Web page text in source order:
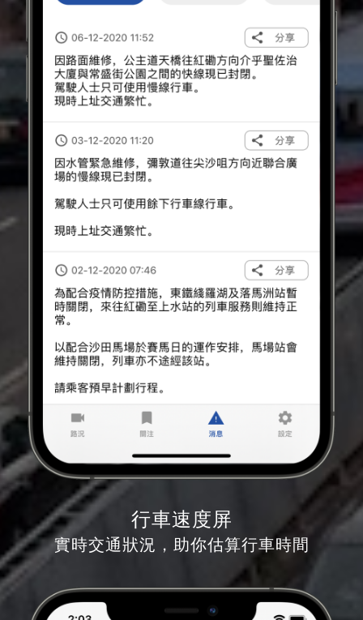
行車速度屏
實時交通狀況，助你估算行車時間